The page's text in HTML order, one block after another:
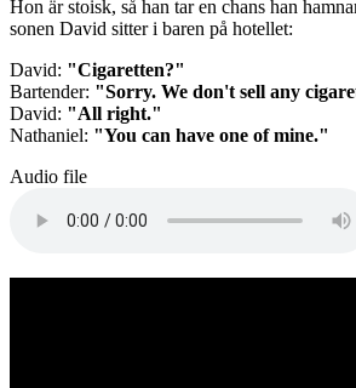
Hon är stoisk, så han tar en chans han
sonen David sitter i baren på hotellet:
David: "Cigaretten?"
Bartender: "Sorry. We don't sell any
David: "All right."
Nathaniel: "You can have one of mine."
Audio file